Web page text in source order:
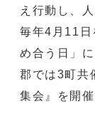
え行動し、
毎年4月11日
め合う日」
郡では3町共
集会』を開